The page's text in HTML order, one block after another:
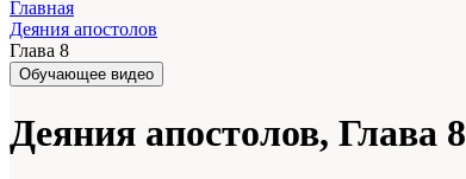
Главная
Деяния апостолов
Глава 8
Обучающее видео
Деяния апостолов, Глава 8